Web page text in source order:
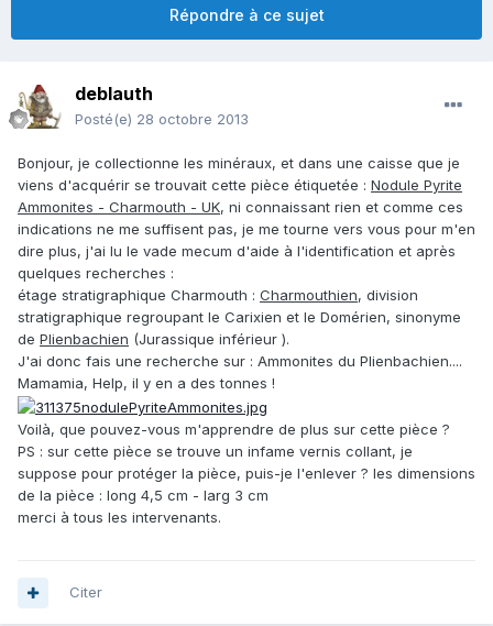
Répondre à ce sujet
deblauth
Posté(e) 28 octobre 2013
Bonjour, je collectionne les minéraux, et dans une caisse que je
viens d'acquérir se trouvait cette pièce étiquetée : Nodule Pyrite
Ammonites - Charmouth - UK, ni connaissant rien et comme ces
indications ne me suffisent pas, je me tourne vers vous pour m'en
dire plus, j'ai lu le vade mecum d'aide à l'identification et après
quelques recherches :
étage stratigraphique Charmouth : Charmouthien, division
stratigraphique regroupant le Carixien et le Domérien, sinonyme
de Plienbachien (Jurassique inférieur ).
J'ai donc fais une recherche sur : Ammonites du Plienbachien....
Mamamia, Help, il y en a des tonnes !
Voilà, que pouvez-vous m'apprendre de plus sur cette pièce ?
PS : sur cette pièce se trouve un infame vernis collant, je
suppose pour protéger la pièce, puis-je l'enlever ? les dimensions
de la pièce : long 4,5 cm - larg 3 cm
merci à tous les intervenants.
Citer